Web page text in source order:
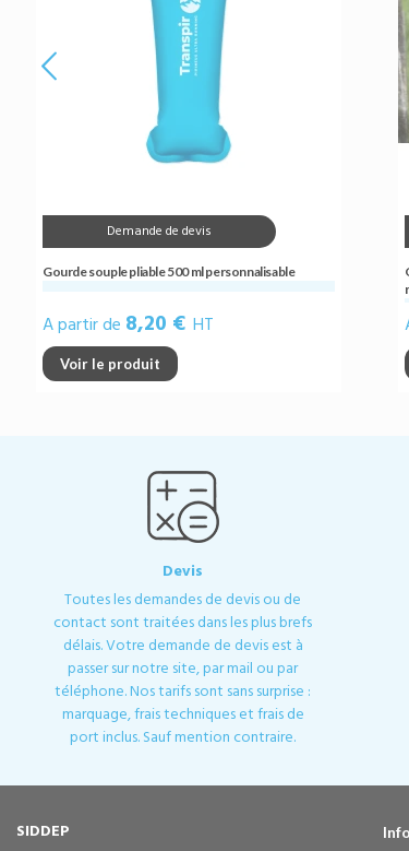
Demande de devis
Gourde souple pliable 500 ml personnalisable
A partir de 8,20 € HT
Voir le produit
Devis
Toutes les demandes de devis ou de
contact sont traitées dans les plus brefs
délais. Votre demande de devis est à
passer sur notre site, par mail ou par
téléphone. Nos tarifs sont sans surprise :
marquage, frais techniques et frais de
port inclus. Sauf mention contraire.
SIDDEP